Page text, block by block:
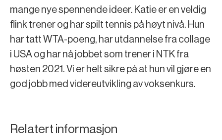
mange nye spennende ideer. Katie er en veldig
flink trener og har spilt tennis på høyt nivå. Hun
har tatt WTA-poeng, har utdannelse fra collage
i USA og har nå jobbet som trener i NTK fra
høsten 2021. Vi er helt sikre på at hun vil gjøre en
god jobb med videreutvikling av voksenkurs.
Relatert informasjon